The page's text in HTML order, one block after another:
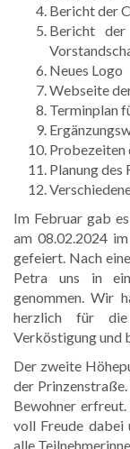
Bericht der
Bericht der
Neues Logo
Webseite
Terminplan
Probezeiten
Planung des
Im Februar gab
am 08.02.2024
gefeiert. Nach
Petra uns in
genommen. Wir
herzlich für die
Verköstigung und
Der zweite
der
Bewohner
voll Freude dabei
alle